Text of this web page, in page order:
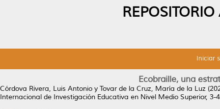
Iniciar
Ecobraille, una
Córdova Rivera, Luis Antonio y Tovar de la Cruz, María de la Luz
Internacional de Investigación Educativa en Nivel Medio Superior,